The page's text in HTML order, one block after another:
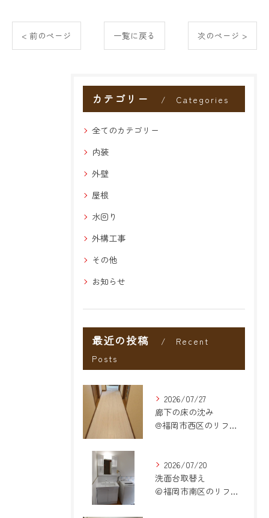
< 前のページ 一覧に戻る 次のページ >
カテゴリー Categories
全てのカテゴリー
内装
外壁
屋根
水回り
外構工事
その他
お知らせ
最近の投稿
Recent
Posts
2026/07/27
廊下の床の沈み
@福岡市西区のリフォーム
2026/07/20
洗面台取替え
＠福岡市南区のリフォーム